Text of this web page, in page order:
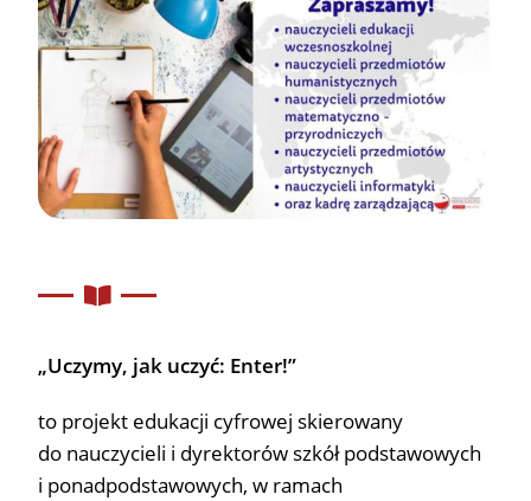
„Uczymy, jak uczyć: Enter!”
to projekt edukacji cyfrowej skierowany
do nauczycieli i dyrektorów szkół podstawowych
i ponadpodstawowych, w ramach